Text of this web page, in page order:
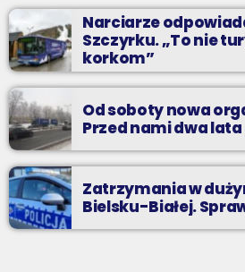
Narciarze
Szczyrku. „To nie
korkom”
Od soboty nowa
Przed nami dwa
Zatrzymania w
Bielsku-Białej.